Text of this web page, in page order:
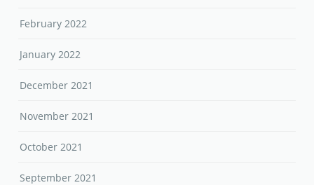
February 2022
January 2022
December 2021
November 2021
October 2021
September 2021